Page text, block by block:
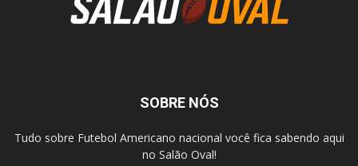
SOBRE NÓS
Tudo sobre Futebol Americano nacional você fica sabendo aqui
no Salão Oval!